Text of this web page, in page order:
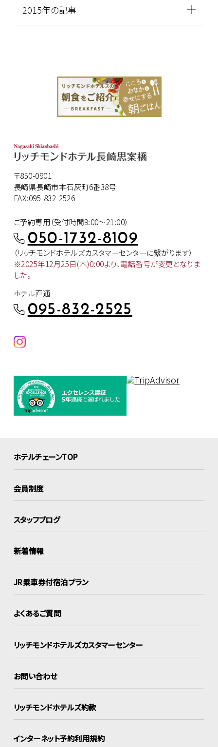
2015年の記事
〒850-0901
長崎県長崎市本石灰町6番38号
FAX:095-832-2526
ご予約専用（受付時間9:00～21:00）
050-1732-8109
（リッチモンドホテルズカスタマーセンターに繋がります）
※2025年12月25日(木)0:00より、電話番号が変更となりま
した。
ホテル直通
095-832-2525
ホテルチェーンTOP
会員制度
スタッフブログ
新着情報
JR乗車券付宿泊プラン
よくあるご質問
リッチモンドホテルズカスタマーセンター
お問い合わせ
リッチモンドホテルズ約款
インターネット予約利用規約